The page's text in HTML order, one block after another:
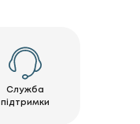
Служба
підтримки